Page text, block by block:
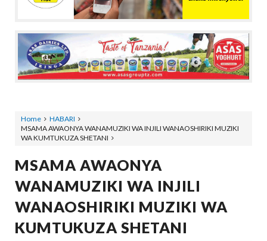
Home
HABARI
MSAMA AWAONYA WANAMUZIKI WA INJILI WANAOSHIRIKI MUZIKI
WA KUMTUKUZA SHETANI
MSAMA AWAONYA
WANAMUZIKI WA INJILI
WANAOSHIRIKI MUZIKI WA
KUMTUKUZA SHETANI